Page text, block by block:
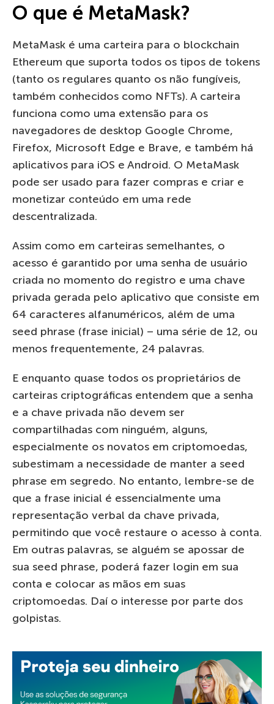
O que é MetaMask?
MetaMask é uma carteira para o blockchain
Ethereum que suporta todos os tipos de tokens
(tanto os regulares quanto os não fungíveis,
também conhecidos como NFTs). A carteira
funciona como uma extensão para os
navegadores de desktop Google Chrome,
Firefox, Microsoft Edge e Brave, e também há
aplicativos para iOS e Android. O MetaMask
pode ser usado para fazer compras e criar e
monetizar conteúdo em uma rede
descentralizada.
Assim como em carteiras semelhantes, o
acesso é garantido por uma senha de usuário
criada no momento do registro e uma chave
privada gerada pelo aplicativo que consiste em
64 caracteres alfanuméricos, além de uma
seed phrase (frase inicial) – uma série de 12, ou
menos frequentemente, 24 palavras.
E enquanto quase todos os proprietários de
carteiras criptográficas entendem que a senha
e a chave privada não devem ser
compartilhadas com ninguém, alguns,
especialmente os novatos em criptomoedas,
subestimam a necessidade de manter a seed
phrase em segredo. No entanto, lembre-se de
que a frase inicial é essencialmente uma
representação verbal da chave privada,
permitindo que você restaure o acesso à conta.
Em outras palavras, se alguém se apossar de
sua seed phrase, poderá fazer login em sua
conta e colocar as mãos em suas
criptomoedas. Daí o interesse por parte dos
golpistas.